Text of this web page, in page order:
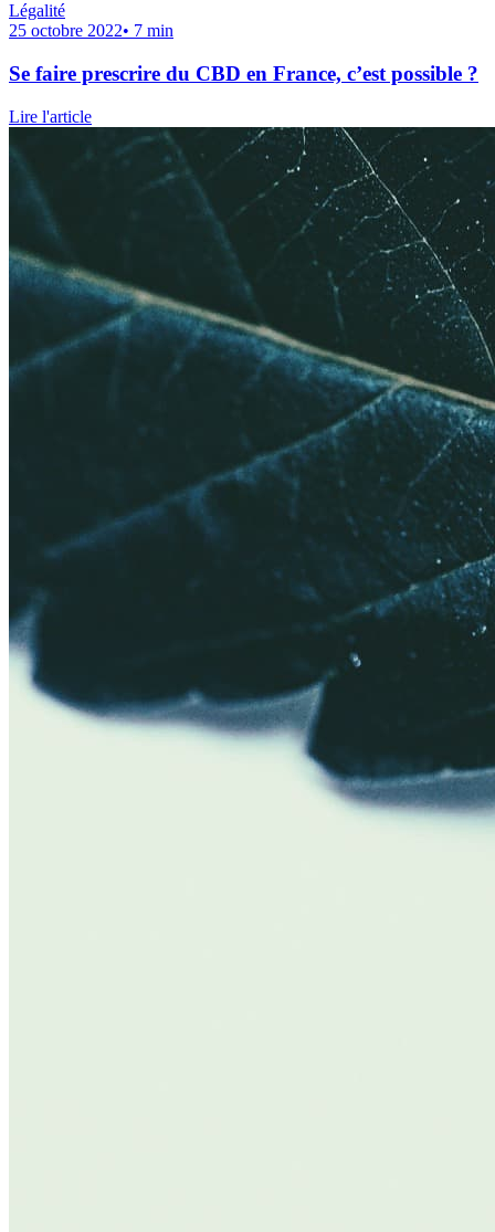
Légalité
25 octobre 2022• 7 min
Se faire prescrire du CBD en France, c’est possible ?
Lire l'article